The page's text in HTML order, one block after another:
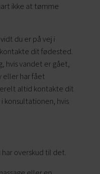
ikke at tømme
du er på vej i
dit fødested.
hvis vandet er gået,
eller har fået
altid kontakte dit
hvis
har overskud til det.